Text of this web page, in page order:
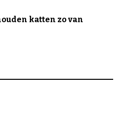
katten zo van